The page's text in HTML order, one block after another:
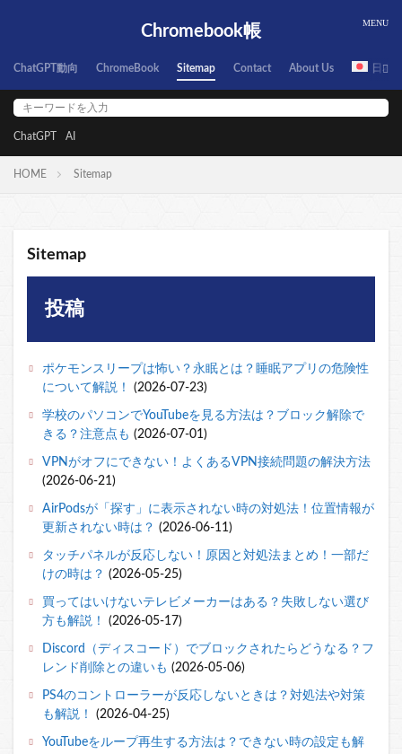
Chromebook帳
ChatGPT動向 ChromeBook Sitemap Contact About Us 日本
ChatGPT AI
HOME Sitemap
Sitemap
投稿
ポケモンスリープは怖い？永眠とは？睡眠アプリの危険性
について解説！
(2026-07-23)
学校のパソコンでYouTubeを見る方法は？ブロック解除で
きる？注意点も (2026-07-01)
VPNがオフにできない！よくあるVPN接続問題の解決方法
(2026-06-21)
AirPodsが「探す」に表示されない時の対処法！位置情報が
更新されない時は？ (2026-06-11)
タッチパネルが反応しない！原因と対処法まとめ！一部だ
けの時は？ (2026-05-25)
買ってはいけないテレビメーカーはある？失敗しない選び
方も解説！
(2026-05-17)
Discord（ディスコード）でブロックされたらどうなる？フ
レンド削除との違いも (2026-05-06)
PS4のコントローラーが反応しないときは？対処法や対策
も解説！
(2026-04-25)
YouTubeをループ再生する方法は？できない時の設定も解